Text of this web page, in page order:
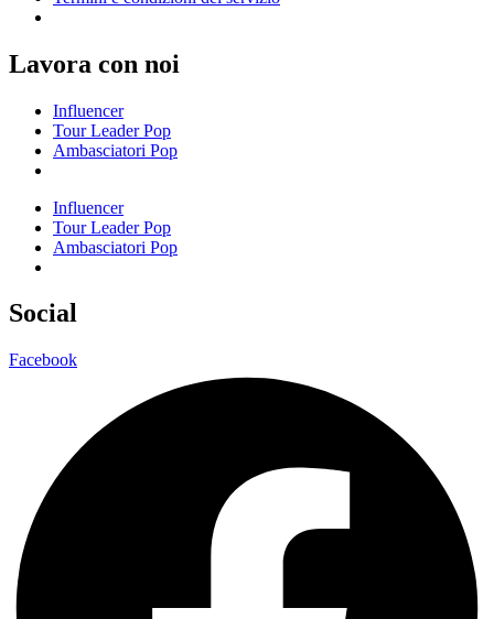
Lavora con noi
Influencer
Tour Leader Pop
Ambasciatori Pop
Influencer
Tour Leader Pop
Ambasciatori Pop
Social
Facebook